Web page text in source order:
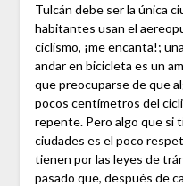
Tulcán debe ser la única
habitantes usan el
ciclismo, ¡me encanta!;
andar en bicicleta es un
que preocuparse de que
pocos centímetros del
repente. Pero algo que si
ciudades es el poco
tienen por las leyes de
pasado que, después de